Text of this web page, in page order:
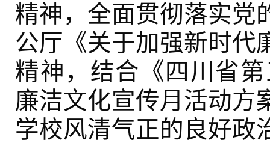
精神，全面贯彻落实党
公厅《关于加强新时代
精神，结合《四川省第
廉洁文化宣传月活动方
学校风清气正的良好政